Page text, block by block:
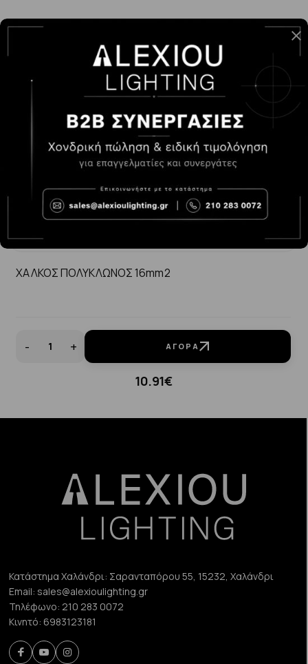
ΧΑΛΚΟΣ ΠΟΛΥΚΛΩΝΟΣ 16mm2
- + ΑΓΟΡΆ
10.91€
Κατάστημα Χαλάνδρι: Σαρανταπόρου 55, 15232, Χαλάνδρι
Email: sales@alexioulighting.gr
Τηλέφωνο: 210 283 0072
Κινητό: 6983123181